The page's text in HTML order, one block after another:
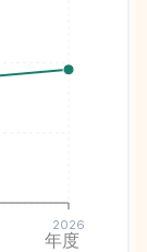
2026
年度